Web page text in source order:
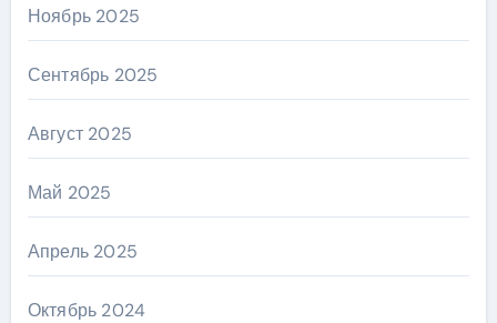
Ноябрь 2025
Сентябрь 2025
Август 2025
Май 2025
Апрель 2025
Октябрь 2024